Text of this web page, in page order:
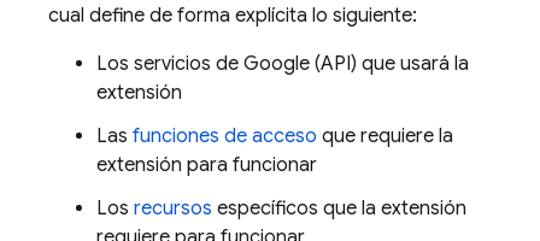
cual define de forma explícita lo siguiente:
Los servicios de Google (API) que usará la
extensión
Las funciones de acceso que requiere la
extensión para funcionar
Los recursos específicos que la extensión